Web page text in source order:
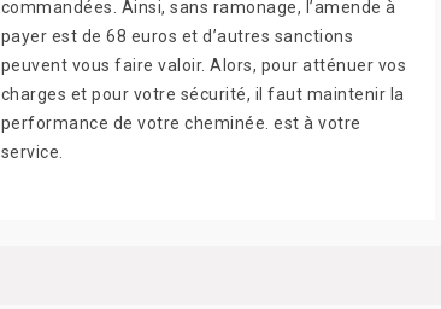
commandées. Ainsi, sans ramonage, l’amende à
payer est de 68 euros et d’autres sanctions
peuvent vous faire valoir. Alors, pour atténuer vos
charges et pour votre sécurité, il faut maintenir la
performance de votre cheminée. est à votre
service.